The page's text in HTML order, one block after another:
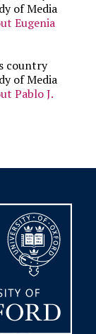
of Media
Eugenia
country
of Media
Pablo J.